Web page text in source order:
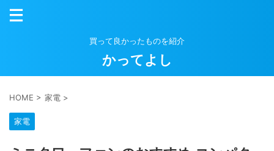
買って良かったものを紹介
かってよし
HOME > 家電 >
家電